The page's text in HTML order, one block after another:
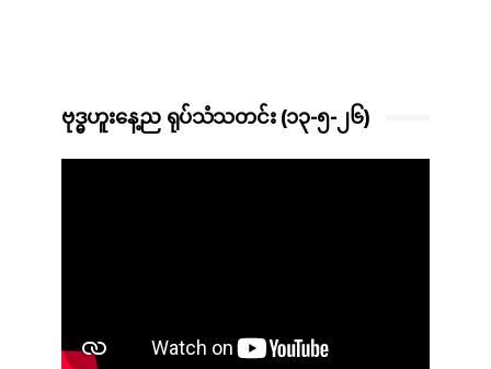
ဗုဒ္ဓဟူးနေ့ည ရုပ်သံသတင်း (၁၃-၅-၂၆)